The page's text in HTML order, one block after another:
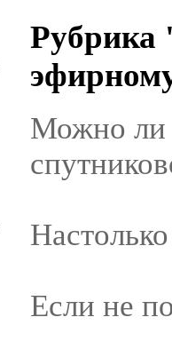
Рубрика
Можно ли
Если не